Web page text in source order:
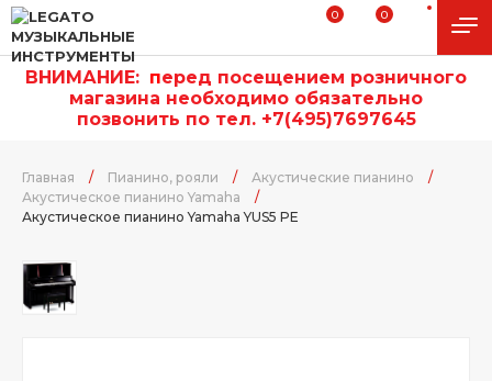
0 0
ВНИМАНИЕ: перед посещением розничного
магазина необходимо обязательно
позвонить по тел. +7(495)7697645
Главная / Пианино, рояли / Акустические пианино
/
Акустическое пианино Yamaha
/
Акустическое пианино Yamaha YUS5 PE